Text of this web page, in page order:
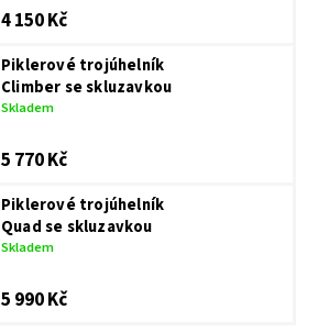
4 150 Kč
Piklerové trojúhelník
Climber se skluzavkou
Skladem
5 770 Kč
Piklerové trojúhelník
Quad se skluzavkou
Skladem
5 990 Kč